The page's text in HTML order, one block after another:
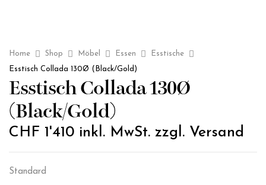
Home Shop Möbel Essen
Esstische
Esstisch Collada 130Ø (Black/Gold)
Esstisch Collada 130Ø
(Black/Gold)
CHF 1'410 inkl. MwSt. zzgl. Versand
Standard